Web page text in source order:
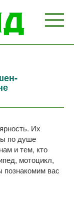
Их
по душе
и тем, кто
мотоцикл,
познакомим вас